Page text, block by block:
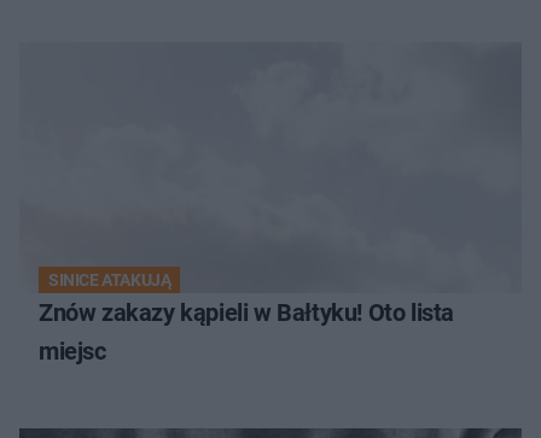
SINICE ATAKUJĄ
Znów zakazy kąpieli w Bałtyku! Oto lista
miejsc